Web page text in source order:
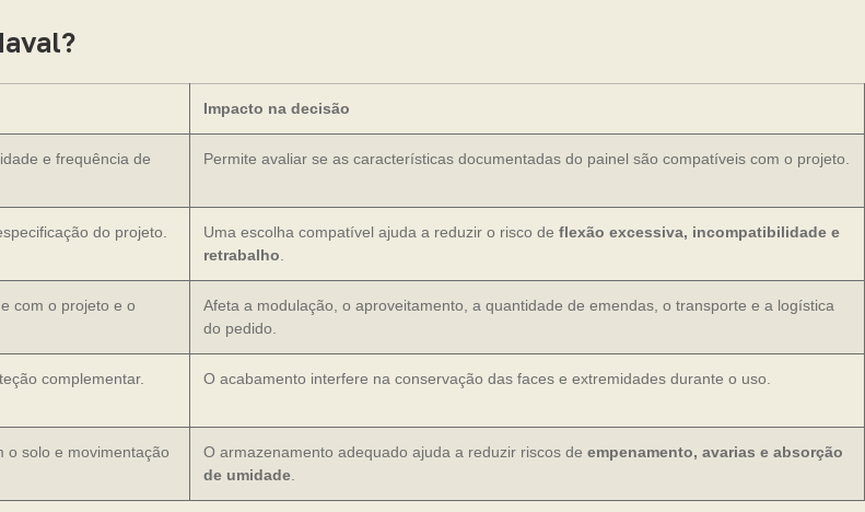
Impacto na decisão
e frequência de
Permite avaliar se as características documentadas do painel são compatíveis com o projeto.
do projeto. Uma escolha compatível ajuda a reduzir o risco de flexão excessiva, incompatibilidade e
retrabalho
com o projeto e o
Afeta a modulação, o aproveitamento, a quantidade de emendas, o transporte e a logística
do pedido.
complementar. O acabamento interfere na conservação das faces e extremidades durante o uso.
o solo e movimentação
O armazenamento adequado ajuda a reduzir riscos de empenamento, avarias e absorção
de umidade